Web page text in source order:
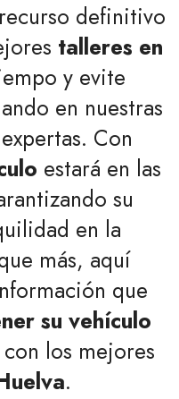
definitivo
talleres en
y evite
en nuestras
Con
estará en las
su
en la
más, aquí
que
su vehículo
con los mejores
.